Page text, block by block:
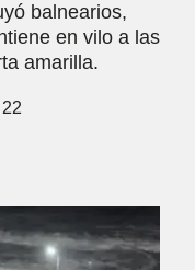
balnearios,
en vilo a las
amarilla.